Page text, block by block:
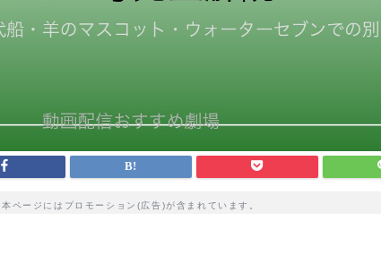
本ページにはプロモーション(広告)が含まれています。